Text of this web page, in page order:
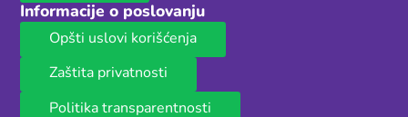
Informacije o poslovanju
Opšti uslovi korišćenja
Zaštita privatnosti
Politika transparentnosti